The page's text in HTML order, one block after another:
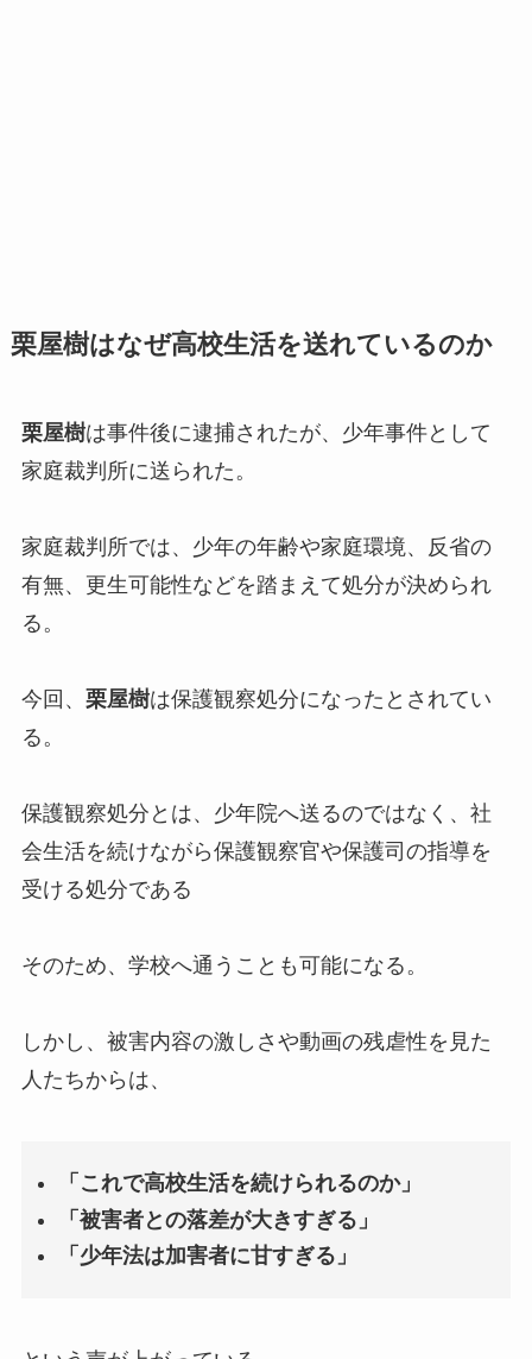
栗屋樹はなぜ高校生活を送れているのか
栗屋樹は事件後に逮捕されたが、少年事件として
家庭裁判所に送られた。
家庭裁判所では、少年の年齢や家庭環境、反省の
有無、更生可能性などを踏まえて処分が決められ
る。
今回、 栗屋樹は保護観察処分になったとされてい
る。
保護観察処分とは、少年院へ送るのではなく、社
会生活を続けながら保護観察官や保護司の指導を
受ける処分である
そのため、学校へ通うことも可能になる。
しかし、被害内容の激しさや動画の残虐性を見た
人たちからは、
「これで高校生活を続けられるのか」
「被害者との落差が大きすぎる」
「少年法は加害者に甘すぎる」